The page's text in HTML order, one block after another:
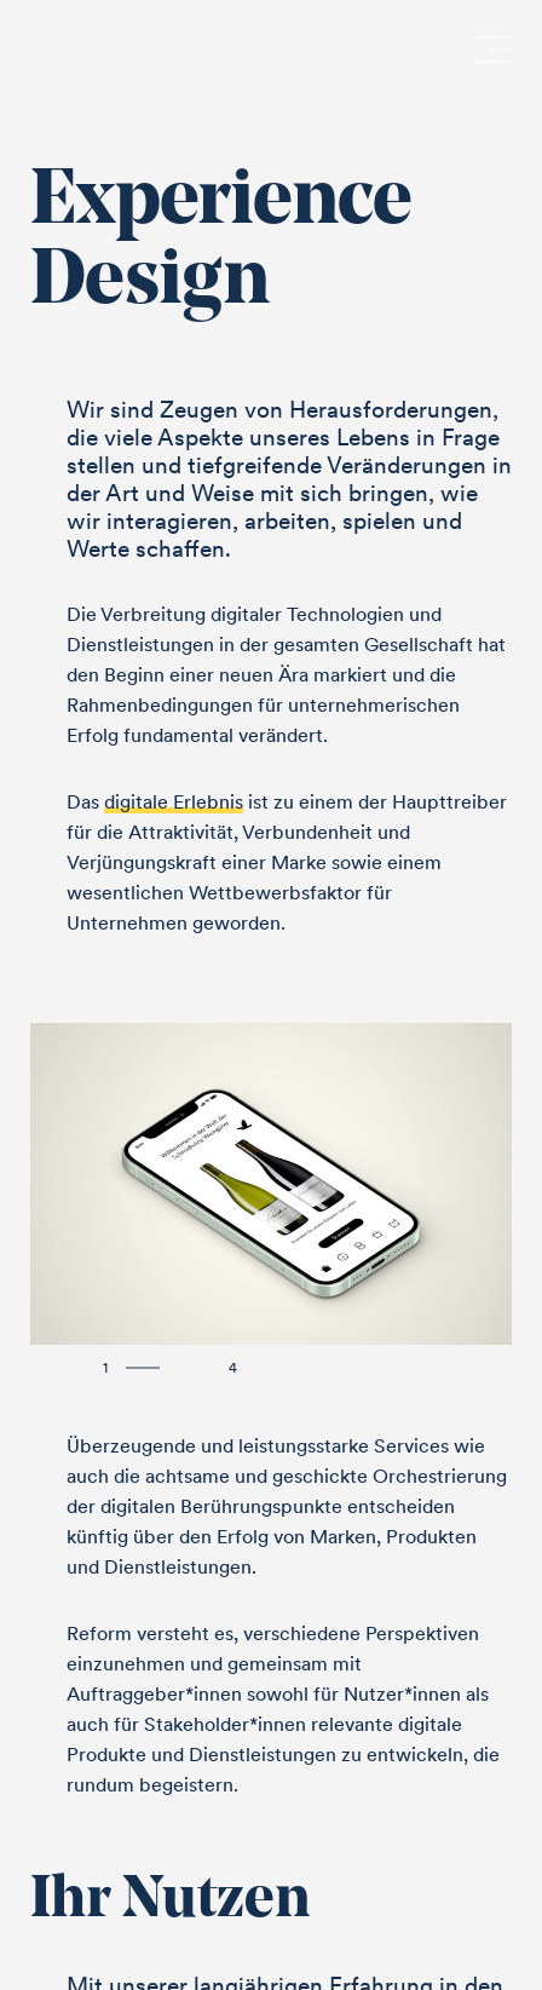
Experi­ence
Design
Wir sind Zeugen von Herausforderungen,
die viele Aspekte unseres Lebens in Frage
stellen und tiefgreifende Veränderungen in
der Art und Weise mit sich bringen, wie
wir interagieren, arbeiten, spielen und
Werte schaffen.
Die Verbreitung digitaler Technologien und
Dienstleistungen in der gesamten Gesell­schaft hat
den Beginn einer neuen Ära markiert und die
Rahmen­bedingungen für unter­nehmerischen
Erfolg fundamental verändert.
Das digitale Erlebnis ist zu einem der Haupttreiber
für die Attraktivität, Verbundenheit und
Verjüngungskraft einer Marke sowie einem
wesentlichen Wettbewerbsfaktor für
Unternehmen geworden.
1 4
Überzeugende und leistungsstarke Services wie
auch die achtsame und geschickte Orchestrierung
der digitalen Berührungs­punkte entscheiden
künftig über den Erfolg von Marken, Produkten
und Dienstleistungen.
Reform versteht es, verschiedene Perspek­tiven
einzunehmen und gemeinsam mit
Auftraggeber*innen sowohl für Nutzer*innen als
auch für Stakeholder*innen relevante digitale
Produkte und Dienst­leistungen zu entwickeln, die
rundum begeistern.
Ihr Nutzen